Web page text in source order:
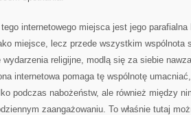
internetowego miejsca jest jego
miejsce, lecz przede wszystkim wspólnota
wydarzenia religijne, modlą się za siebie
internetowa pomaga tę wspólnotę
podczas nabożeństw, ale również między
zaangażowaniu. To właśnie tutaj